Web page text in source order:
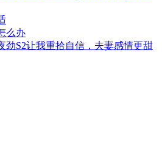
么办
劲S2让我重拾自信，夫妻感情更甜